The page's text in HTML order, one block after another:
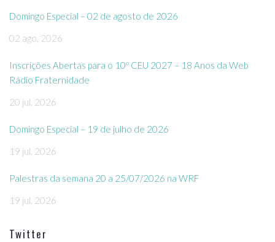
Domingo Especial – 02 de agosto de 2026
02 ago, 2026
Inscrições Abertas para o 10º CEU 2027 – 18 Anos da Web
Rádio Fraternidade
20 jul, 2026
Domingo Especial – 19 de julho de 2026
19 jul, 2026
Palestras da semana 20 a 25/07/2026 na WRF
19 jul, 2026
Twitter